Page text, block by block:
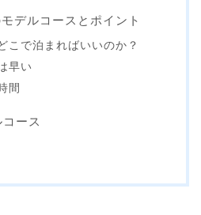
デルコースとポイント
こで泊まればいいのか？
早い
間
ース